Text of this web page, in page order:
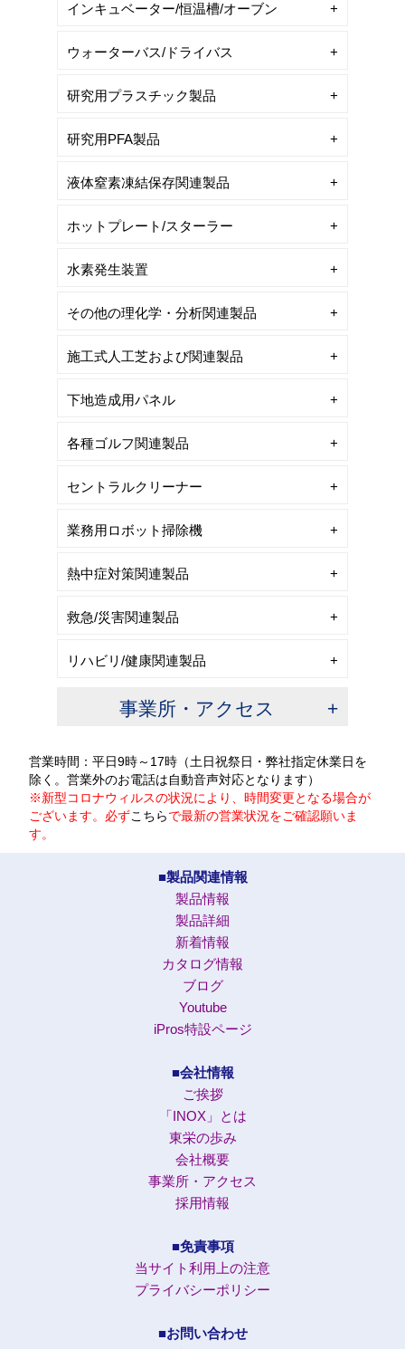
インキュベーター/恒温槽/オーブン
ウォーターバス/ドライバス
研究用プラスチック製品
研究用PFA製品
液体窒素凍結保存関連製品
ホットプレート/スターラー
水素発生装置
その他の理化学・分析関連製品
施工式人工芝および関連製品
下地造成用パネル
各種ゴルフ関連製品
セントラルクリーナー
業務用ロボット掃除機
熱中症対策関連製品
救急/災害関連製品
リハビリ/健康関連製品
事業所・アクセス
営業時間：平日9時～17時（土日祝祭日・弊社指定休業日を
除く。営業外のお電話は自動音声対応となります）
※新型コロナウィルスの状況により、時間変更となる場合が
ございます。必ずこちら で最新の営業状況をご確認願いま
す。
■製品関連情報
製品情報
製品詳細
新着情報
カタログ情報
ブログ
Youtube
iPros特設ページ
■会社情報
ご挨拶
「INOX」とは
東栄の歩み
会社概要
事業所・アクセス
採用情報
■免責事項
当サイト利用上の注意
プライバシーポリシー
■お問い合わせ